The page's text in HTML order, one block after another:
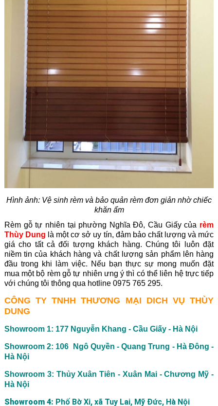
Hình ảnh: Vệ sinh rèm và bảo quản rèm đơn giản nhờ chiếc
khăn ẩm
Rèm gỗ tự nhiên tại phường Nghĩa Đô, Cầu Giấy của rèm
Thùy Dung là một cơ sở uy tín, đảm bảo chất lượng và mức
giá cho tất cả đối tượng khách hàng. Chúng tôi luôn đặt
niềm tin của khách hàng và chất lượng sản phẩm lên hàng
đầu trong khi làm việc. Nếu bạn thực sự mong muốn đặt
mua một bộ rèm gỗ tự nhiên ưng ý thì có thể liên hệ trực tiếp
với chúng tôi thông qua hotline 0975 765 295.
CÔNG TY TNHH THƯƠNG MẠI DICH VỤ THÙY
DUNG
Showroom 1: 177 Nguyễn Khang - Cầu Giấy - Hà Nội
Showroom 2: 106 Ngô Quyền - Quang Trung - Hà Đông -
Hà Nội
Showroom 3: Thủy Xuân Tiên - Xuân Mai - Chương Mỹ -
Hà Nội
Showroom 4: Phố Bờ Xi, xã Tuy Lai, Mỹ Đức, Hà Nội